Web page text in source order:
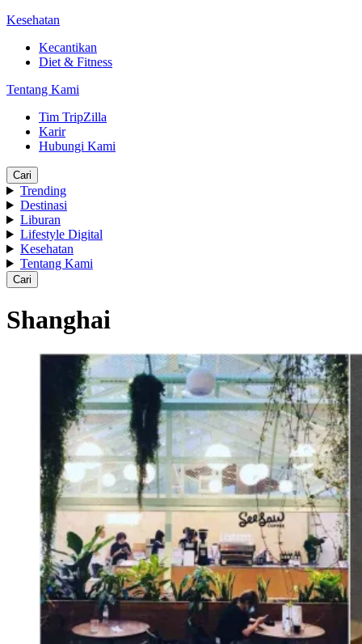
Kesehatan
Kecantikan
Diet & Fitness
Tentang Kami
Tim TripZilla
Karir
Hubungi Kami
Cari
Trending
Destinasi
Liburan
Lifestyle Digital
Kesehatan
Tentang Kami
Cari
Shanghai